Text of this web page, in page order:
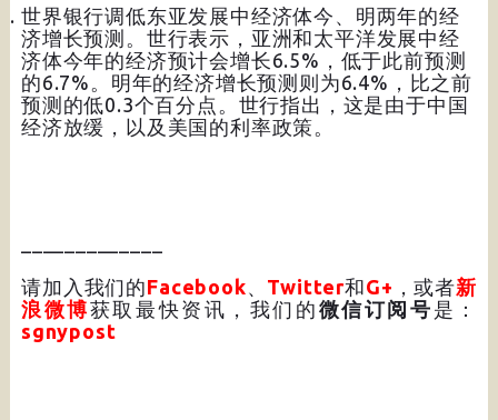
世界银行调低东亚发展中经济体今、明两年的经
济增长预测。世行表示，亚洲和太平洋发展中经
济体今年的经济预计会增长6.5%，低于此前预测
的6.7%。明年的经济增长预测则为6.4%，比之前
预测的低0.3个百分点。世行指出，这是由于中国
经济放缓，以及美国的利率政策。
请加入我们的Facebook、 Twitter和G+ ，或者新
浪微博获取最快资讯，我们的 微信订阅号 是：
sgnypost